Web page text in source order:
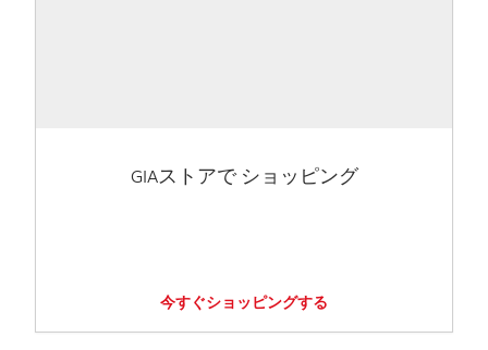
GIAストアで ショッピング
今すぐショッピングする